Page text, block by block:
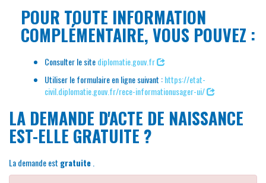
POUR TOUTE INFORMATION
COMPLÉMENTAIRE, VOUS POUVEZ :
Consulter le sitediplomatie.gouv.fr
Utiliser le formulaire en ligne suivant :https://etat-
civil.diplomatie.gouv.fr/rece-informationusager-ui/
LA DEMANDE D'ACTE DE NAISSANCE
EST-ELLE GRATUITE ?
La demande est gratuite